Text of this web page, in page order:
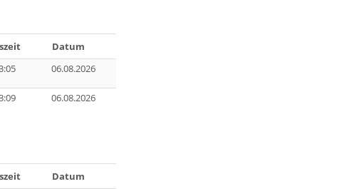
Datum
06.08.2026
06.08.2026
Datum